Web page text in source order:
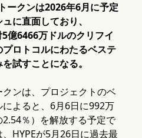
ークンは2026年6月に予定
に直面しており、
6466万ドルのクリフイ
ロトコルにわたるベステ
試すことになる。
ンは、プロジェクトのベ
よると、6月6日に992万
％）を解放する予定で
HYPEが5月26日に過去最